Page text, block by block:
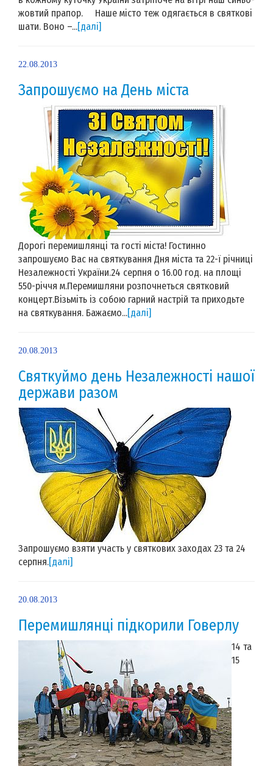
жовтий прапор. Наше місто теж одягається в святкові
шати. Воно –...[далі]
22.08.2013
Запрошуємо на День міста
Дорогі перемишлянці та гості міста! Гостинно
запрошуємо Вас на святкування Дня міста та 22-ї річниці
Незалежності України.24 серпня о 16.00 год. на площі
550-річчя м.Перемишляни розпочнеться святковий
концерт.Візьміть із собою гарний настрій та приходьте
на святкування. Бажаємо...[далі]
20.08.2013
Святкуймо день Незалежності нашої
держави разом
Запрошуємо взяти участь у святкових заходах 23 та 24
серпня.[далі]
20.08.2013
Перемишлянці підкорили Говерлу
14 та
15